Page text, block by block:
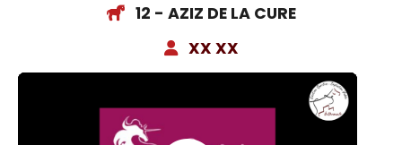
12 - AZIZ DE LA CURE
XX XX